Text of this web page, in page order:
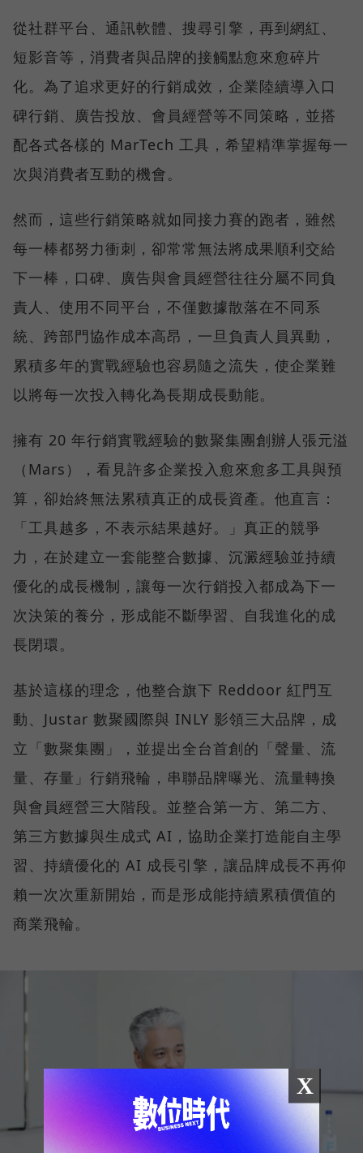
從社群平台、通訊軟體、搜尋引擎，再到網紅、
短影音等，消費者與品牌的接觸點愈來愈碎片
化。為了追求更好的行銷成效，企業陸續導入口
碑行銷、廣告投放、會員經營等不同策略，並搭
配各式各樣的 MarTech 工具，希望精準掌握每一
次與消費者互動的機會。
然而，這些行銷策略就如同接力賽的跑者，雖然
每一棒都努力衝刺，卻常常無法將成果順利交給
下一棒，口碑、廣告與會員經營往往分屬不同負
責人、使用不同平台，不僅數據散落在不同系
統、跨部門協作成本高昂，一旦負責人員異動，
累積多年的實戰經驗也容易隨之流失，使企業難
以將每一次投入轉化為長期成長動能。
擁有 20 年行銷實戰經驗的數聚集團創辦人張元溢
（Mars），看見許多企業投入愈來愈多工具與預
算，卻始終無法累積真正的成長資產。他直言：
「工具越多，不表示結果越好。」真正的競爭
力，在於建立一套能整合數據、沉澱經驗並持續
優化的成長機制，讓每一次行銷投入都成為下一
次決策的養分，形成能不斷學習、自我進化的成
長閉環。
基於這樣的理念，他整合旗下 Reddoor 紅門互
動、Justar 數聚國際與 INLY 影領三大品牌，成
立「數聚集團」，並提出全台首創的「聲量、流
量、存量」行銷飛輪，串聯品牌曝光、流量轉換
與會員經營三大階段。並整合第一方、第二方、
第三方數據與生成式 AI，協助企業打造能自主學
習、持續優化的 AI 成長引擎，讓品牌成長不再仰
賴一次次重新開始，而是形成能持續累積價值的
商業飛輪。
X